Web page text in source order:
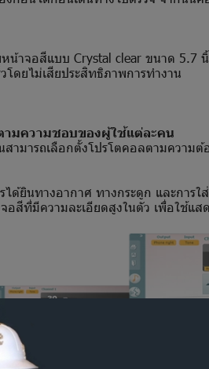
น้าจอสีแบบ Crystal clear ขนาด 5.7
ดยไม่เสียประสิทธิภาพการทำงาน
มความชอบของผู้ใช้แต่ละคน
มารถเลือกตั้งโปรโตคอลตามความต้
ได้ยินทางอากาศ ทางกระดูก และกา
อสีที่มีความละเอียดสูงในตัว เพื่อใช้แ